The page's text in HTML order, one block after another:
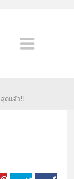
ดแจ๋ว!!